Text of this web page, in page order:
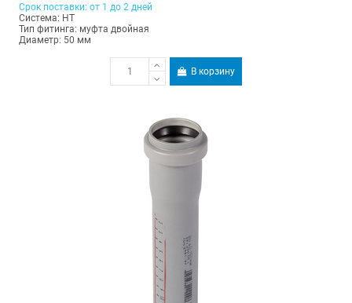
Срок поставки: от 1 до 2 дней
Система: HT
Тип фитинга: муфта двойная
Диаметр: 50 мм
В корзину